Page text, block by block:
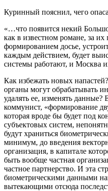
Куринный пояснил, чего
«…что появится некий
как в известном романе, за
формированием досье,
каждым действием, будет
системы работают, и Москва
Как избежать новых
органы могут обрабатывать
удалять ее, изменять данные?
коммунист, «формирование
которая вроде бы будет под
субъектовых систем,
будут храниться
минимум, до введения
организация, в капитале
быть вообще частная
частное партнерство. И эта
биометрическими данными
вытекающими отсюда